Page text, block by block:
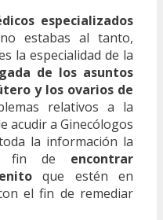
especializados
estabas al tanto,
la especialidad de la
de los asuntos
y los ovarios de
relativos a la
acudir a Ginecólogos
la información la
fin de encontrar
que estén en
el fin de remediar